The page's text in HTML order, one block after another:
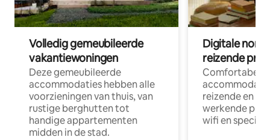
Volledig gemeubileerde
vakantiewoningen
Deze gemeubileerde
accommodaties hebben alle
voorzieningen van thuis, van
rustige berghutten tot
handige appartementen
midden in de stad.
Digitale
reizende
Comfortabele
reizende en
werkende
wifi en